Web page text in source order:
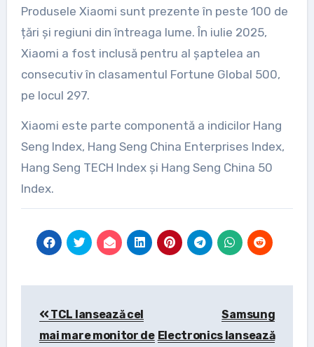
Produsele Xiaomi sunt prezente în peste 100 de
țări și regiuni din întreaga lume. În iulie 2025,
Xiaomi a fost inclusă pentru al șaptelea an
consecutiv în clasamentul Fortune Global 500,
pe locul 297.
Xiaomi este parte componentă a indicilor Hang
Seng Index, Hang Seng China Enterprises Index,
Hang Seng TECH Index și Hang Seng China 50
Index.
navigation
TCL lansează cel
mai mare monitor de
Samsung
Electronics lansează